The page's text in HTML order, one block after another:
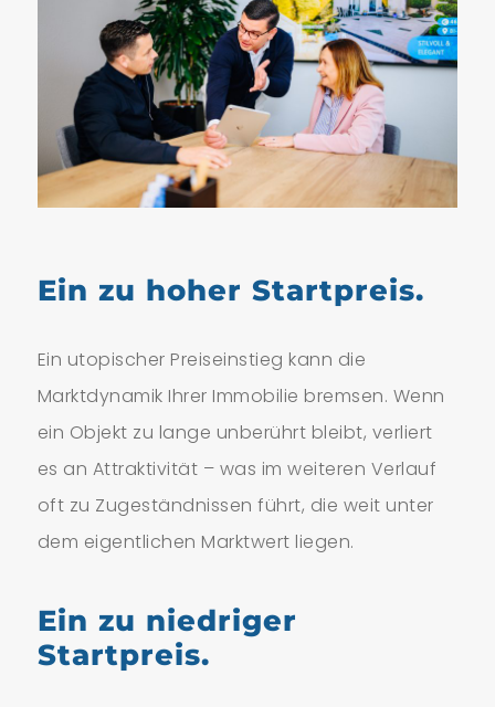
Ein zu hoher Startpreis.
Ein utopischer Preiseinstieg kann die
Marktdynamik Ihrer Immobilie bremsen. Wenn
ein Objekt zu lange unberührt bleibt, verliert
es an Attraktivität – was im weiteren Verlauf
oft zu Zugeständnissen führt, die weit unter
dem eigentlichen Marktwert liegen.
Ein zu niedriger
Startpreis.